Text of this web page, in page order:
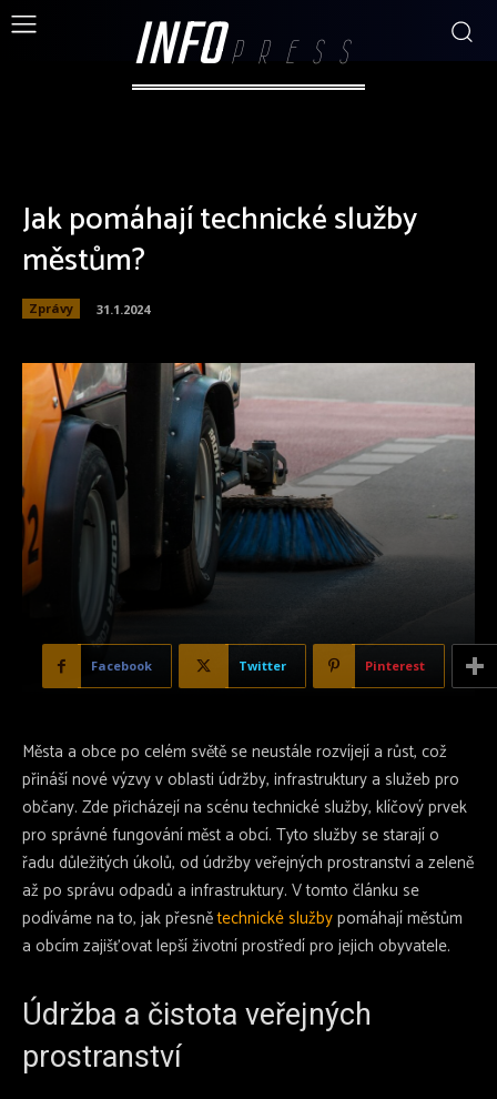
INFO PRESS
Jak pomáhají technické služby
městům?
Zprávy 31.1.2024
Facebook Twitter Pinterest
Města a obce po celém světě se neustále rozvíjejí a růst, což
přináší nové výzvy v oblasti údržby, infrastruktury a služeb pro
občany. Zde přicházejí na scénu technické služby, klíčový prvek
pro správné fungování měst a obcí. Tyto služby se starají o
řadu důležitých úkolů, od údržby veřejných prostranství a zeleně
až po správu odpadů a infrastruktury. V tomto článku se
podíváme na to, jak přesnětechnické službypomáhají městům
a obcím zajišťovat lepší životní prostředí pro jejich obyvatele.
Údržba a čistota veřejných
prostranství